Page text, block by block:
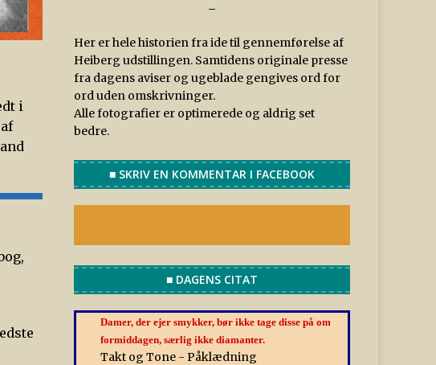
i
–
Her er hele historien fra ide til gennemførelse af
Heiberg udstillingen. Samtidens originale presse
fra dagens aviser og ugeblade gengives ord for
ord uden omskrivninger.
Alle fotografier er optimerede og aldrig set
bedre.
■ SKRIV EN KOMMENTAR I FACEBOOK
■ DAGENS CITAT
Damer, der ejer smykker, bør ikke tage disse på om
formiddagen, særlig ikke diamanter.
Takt og Tone - Påklædning